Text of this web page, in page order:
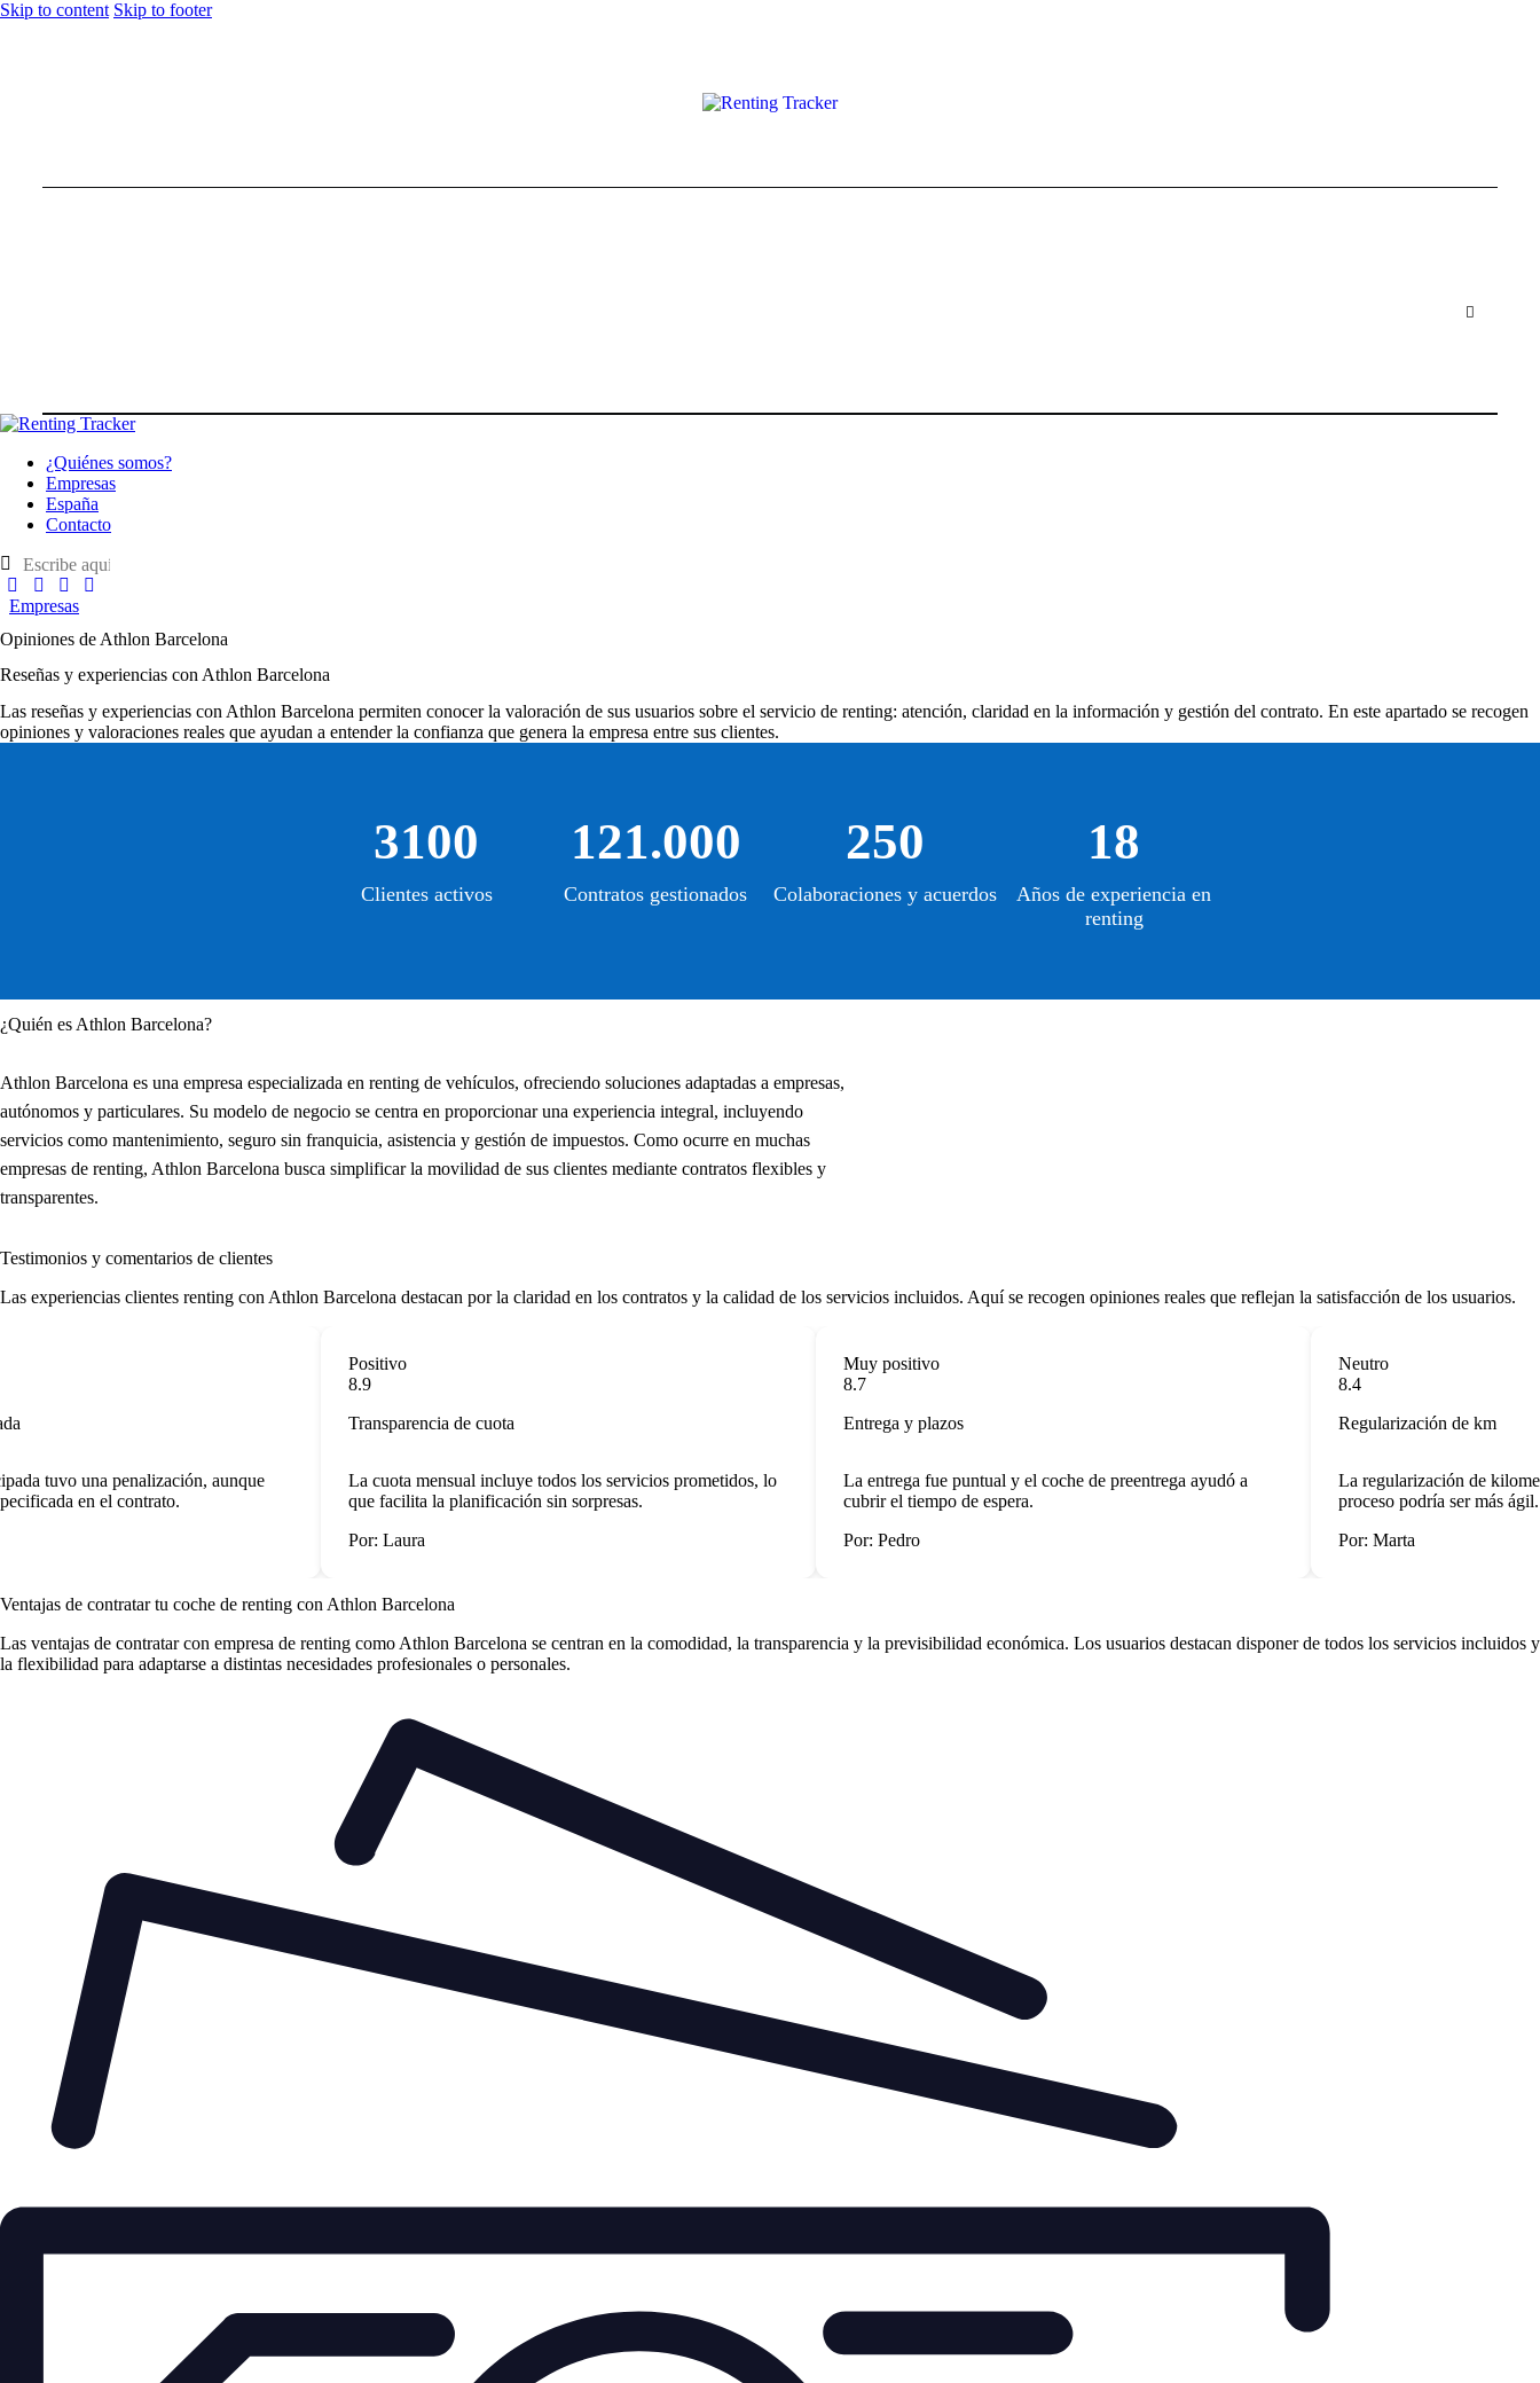
Skip to content Skip to footer
¿Quiénes somos?
Empresas
España
Contacto
Empresas
Opiniones de Athlon Barcelona
Reseñas y experiencias con Athlon Barcelona
Las reseñas y experiencias con Athlon Barcelona permiten conocer la valoración de sus usuarios sobre el servicio de renting: atención, claridad en la información y gestión del contrato. En este apartado se recogen
opiniones y valoraciones reales que ayudan a entender la confianza que genera la empresa entre sus clientes.
3100
Clientes activos
121.000
Contratos gestionados
250
Colaboraciones y acuerdos
18
Años de experiencia en
renting
¿Quién es Athlon Barcelona?
Athlon Barcelona es una empresa especializada en renting de vehículos, ofreciendo soluciones adaptadas a empresas,
autónomos y particulares. Su modelo de negocio se centra en proporcionar una experiencia integral, incluyendo
servicios como mantenimiento, seguro sin franquicia, asistencia y gestión de impuestos. Como ocurre en muchas
empresas de renting, Athlon Barcelona busca simplificar la movilidad de sus clientes mediante contratos flexibles y
transparentes.
Testimonios y comentarios de clientes
Las experiencias clientes renting con Athlon Barcelona destacan por la claridad en los contratos y la calidad de los servicios incluidos. Aquí se recogen opiniones reales que reflejan la satisfacción de los usuarios.
tuvo una penalización, aunque
en el contrato.
Positivo
8.9
Transparencia de cuota
La cuota mensual incluye todos los servicios prometidos, lo
que facilita la planificación sin sorpresas.
Por: Laura
Muy positivo
8.7
Entrega y plazos
La entrega fue puntual y el coche de preentrega ayudó a
cubrir el tiempo de espera.
Por: Pedro
Neutro
8.4
Regularización de km
La regularización de
proceso podría ser más ágil.
Por: Marta
Ventajas de contratar tu coche de renting con Athlon Barcelona
Las ventajas de contratar con empresa de renting como Athlon Barcelona se centran en la comodidad, la transparencia y la previsibilidad económica. Los usuarios destacan disponer de todos los servicios incluidos y
la flexibilidad para adaptarse a distintas necesidades profesionales o personales.